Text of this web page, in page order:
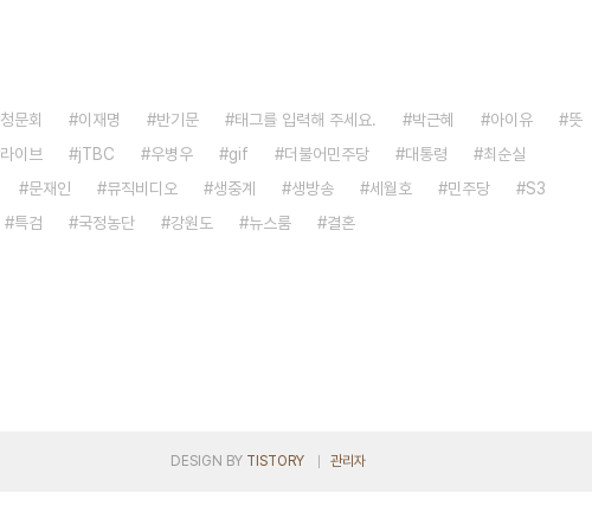
청문회 이재명 반기문 태그를 입력해 주세요. 박근혜 아이유
뜻
라이브 jTBC 우병우 gif 더불어민주당 대통령
최순실
문재인 뮤직비디오 생중계 생방송 세월호 민주당
S3
특검 국정농단 강원도 뉴스룸 결혼
DESIGN BY TISTORY 관리자